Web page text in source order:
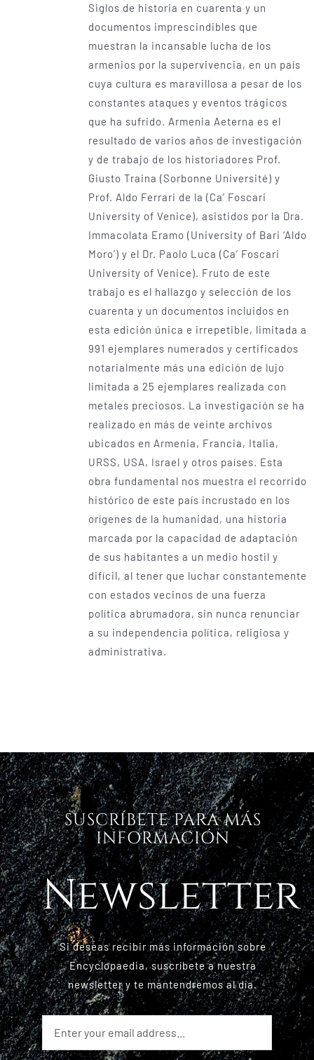
Siglos de historia en cuarenta y un
documentos imprescindibles que
muestran la incansable lucha de los
armenios por la supervivencia, en un país
cuya cultura es maravillosa a pesar de los
constantes ataques y eventos trágicos
que ha sufrido. Armenia Aeterna es el
resultado de varios años de investigación
y de trabajo de los historiadores Prof.
Giusto Traina (Sorbonne Université) y
Prof. Aldo Ferrari de la (Ca’ Foscari
University of Venice), asistidos por la Dra.
Immacolata Eramo (University of Bari ‘Aldo
Moro’) y el Dr. Paolo Luca (Ca’ Foscari
University of Venice). Fruto de este
trabajo es el hallazgo y selección de los
cuarenta y un documentos incluidos en
esta edición única­ e irrepetible, limitada a
991 ejemplares numerados y certificados
notarialmente más una edición de lujo
limitada a 25 ejemplares realizada con
metales preciosos. La investigación se ha
realizado en más de veinte archivos
ubicados en Armenia, Francia, Italia,
URSS, USA, Israel y otros países. Esta
obra fundamental nos muestra el recorrido
histórico de este país incrustado en los
orígenes de la humanidad, una historia
marcada por la capacidad de adaptación
de sus habitantes a un medio hostil y
difícil, al tener que luchar constantemente
con estados vecinos de una fuerza
política abrumadora, sin nunca renunciar
a su independencia política, religiosa y
administrativa.
SUSCRÍBETE PARA MÁS
INFORMACIÓN
Newsletter
Si deseas recibir más información sobre
Encyclopaedia, suscríbete a nuestra
newsletter y te mantendremos al día.